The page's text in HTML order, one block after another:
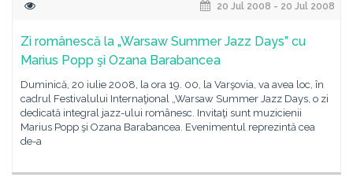
20 Jul 2008 - 20 Jul 2008
Zi românescă la „Warsaw Summer Jazz Days” cu
Marius Popp şi Ozana Barabancea
Duminică, 20 iulie 2008, la ora 19. 00, la Varşovia, va avea loc, în
cadrul Festivalului Internaţional „Warsaw Summer Jazz Days, o zi
dedicată integral jazz-ului românesc. Invitaţi sunt muzicienii
Marius Popp şi Ozana Barabancea. Evenimentul reprezintă cea
de-a